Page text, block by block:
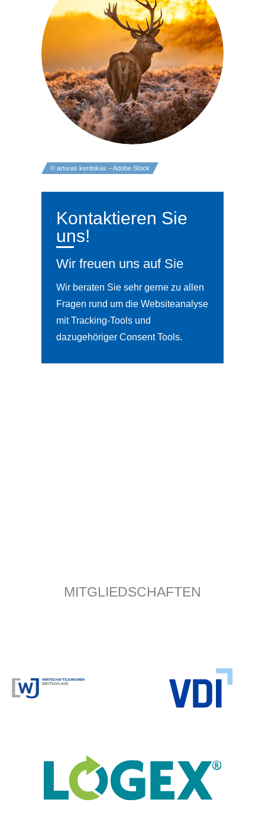
© arturas kerdokas – Adobe Stock
Kontaktieren Sie
uns!
Wir freuen uns auf Sie
Wir beraten Sie sehr gerne zu allen
Fragen rund um die Websiteanalyse
mit Tracking-Tools und
dazugehöriger Consent Tools.
MITGLIEDSCHAFTEN